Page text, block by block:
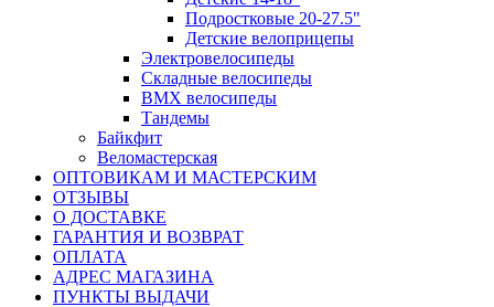
Подростковые 20-27.5"
Детские велоприцепы
Электровелосипеды
Складные велосипеды
BMX велосипеды
Тандемы
Байкфит
Веломастерская
ОПТОВИКАМ И МАСТЕРСКИМ
ОТЗЫВЫ
О ДОСТАВКЕ
ГАРАНТИЯ И ВОЗВРАТ
ОПЛАТА
АДРЕС МАГАЗИНА
ПУНКТЫ ВЫДАЧИ